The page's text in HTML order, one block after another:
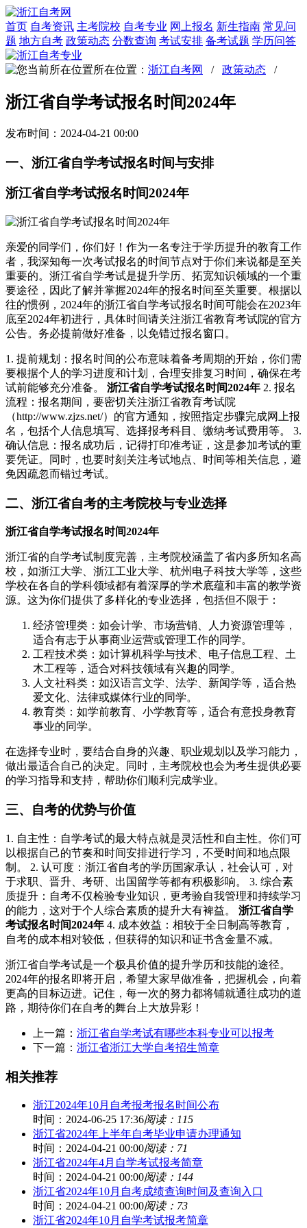
首页 自考资讯 主考院校 自考专业 网上报名 新生指南 常见问
题 地方自考 政策动态 分数查询 考试安排 备考试题 学历问答
所在位置： 浙江自考网 / 政策动态 /
浙江省自学考试报名时间2024年
发布时间：2024-04-21 00:00
一、浙江省自学考试报名时间与安排
浙江省自学考试报名时间2024年
亲爱的同学们，你们好！作为一名专注于学历提升的教育工作
者，我深知每一次考试报名的时间节点对于你们来说都是至关
重要的。浙江省自学考试是提升学历、拓宽知识领域的一个重
要途径，因此了解并掌握2024年的报名时间至关重要。根据以
往的惯例，2024年的浙江省自学考试报名时间可能会在2023年
底至2024年初进行，具体时间请关注浙江省教育考试院的官方
公告。务必提前做好准备，以免错过报名窗口。
1. 提前规划：报名时间的公布意味着备考周期的开始，你们需
要根据个人的学习进度和计划，合理安排复习时间，确保在考
试前能够充分准备。 浙江省自学考试报名时间2024年 2. 报名
流程：报名期间，要密切关注浙江省教育考试院
（http://www.zjzs.net/）的官方通知，按照指定步骤完成网上报
名，包括个人信息填写、选择报考科目、缴纳考试费用等。 3.
确认信息：报名成功后，记得打印准考证，这是参加考试的重
要凭证。同时，也要时刻关注考试地点、时间等相关信息，避
免因疏忽而错过考试。
二、浙江省自考的主考院校与专业选择
浙江省自学考试报名时间2024年
浙江省的自学考试制度完善，主考院校涵盖了省内多所知名高
校，如浙江大学、浙江工业大学、杭州电子科技大学等，这些
学校在各自的学科领域都有着深厚的学术底蕴和丰富的教学资
源。这为你们提供了多样化的专业选择，包括但不限于：
经济管理类：如会计学、市场营销、人力资源管理等，
适合有志于从事商业运营或管理工作的同学。
工程技术类：如计算机科学与技术、电子信息工程、土
木工程等，适合对科技领域有兴趣的同学。
人文社科类：如汉语言文学、法学、新闻学等，适合热
爱文化、法律或媒体行业的同学。
教育类：如学前教育、小学教育等，适合有意投身教育
事业的同学。
在选择专业时，要结合自身的兴趣、职业规划以及学习能力，
做出最适合自己的决定。同时，主考院校也会为考生提供必要
的学习指导和支持，帮助你们顺利完成学业。
三、自考的优势与价值
1. 自主性：自学考试的最大特点就是灵活性和自主性。你们可
以根据自己的节奏和时间安排进行学习，不受时间和地点限
制。 2. 认可度：浙江省自考的学历国家承认，社会认可，对
于求职、晋升、考研、出国留学等都有积极影响。 3. 综合素
质提升：自考不仅检验专业知识，更考验自我管理和持续学习
的能力，这对于个人综合素质的提升大有裨益。 浙江省自学
考试报名时间2024年 4. 成本效益：相较于全日制高等教育，
自考的成本相对较低，但获得的知识和证书含金量不减。
浙江省自学考试是一个极具价值的提升学历和技能的途径。
2024年的报名即将开启，希望大家早做准备，把握机会，向着
更高的目标迈进。记住，每一次的努力都将铺就通往成功的道
路，期待你们在自考的舞台上大放异彩！
上一篇： 浙江省自学考试有哪些本科专业可以报考
下一篇： 浙江省浙江大学自考招生简章
相关推荐
浙江2024年10月自考报考报名时间公布
时间：2024-06-25 17:36阅读：115
浙江省2024年上半年自考毕业申请办理通知
时间：2024-04-21 00:00阅读：71
浙江省2024年4月自学考试报考简章
时间：2024-04-21 00:00阅读：144
浙江省2024年10月自考成绩查询时间及查询入口
时间：2024-04-21 00:00阅读：73
浙江省2024年10月自学考试报考简章